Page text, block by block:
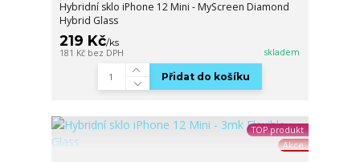
Hybridní sklo iPhone 12 Mini - MyScreen Diamond
Hybrid Glass
219 Kč/ks
181 Kč bez DPH skladem
Přidat do košíku
TOP produkt
Akce